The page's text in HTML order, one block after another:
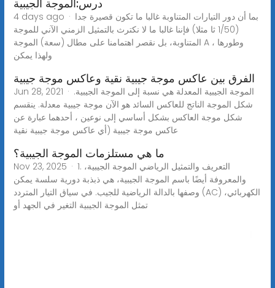
درس:الموجة الجيبية
4 days ago · بما أن دور التيارات المتناوبة غالبا ما تكون قصيرة جدا
(1/50 ثا مثلا) فإننا غالبا ما لا نكترث بالتمثيل الزمني الآني للموجة
المتناوبة، بل نقصر اهتمامنا على مطال (سعة) الموجة A وطورها ،
ولهذا يمكن
الفرق بين عاكس موجة جيبية نقية وعاكس موجة جيبية
Jun 28, 2021 · الموجة الجيبية المعدلة هي نسبة إلى الموجة الجيبية.
شكل الموجة الناتج للعاكس السائد هو الآن موجة جيبية معدلة. ينقسم
شكل موجة العاكس بشكل أساسي إلى نوعين ، أحدهما عبارة عن
عاكس موجة جيبية (أي عاكس موجة جيبية نقية
ما هي مستلزمات الموجة الجيبية؟
Nov 23, 2025 · 1. التعريف والتمثيل الرياضي الموجة الجيبية،
والمعروفة أيضًا باسم الموجة الجيبية، هي ذبذبة دورية سلسة يمكن
وصفها بالدالة الرياضية للجيب. في سياق التيار المتردد (AC) الكهربائي،
تمثل الموجة الجيبية التغير في الجهد أو